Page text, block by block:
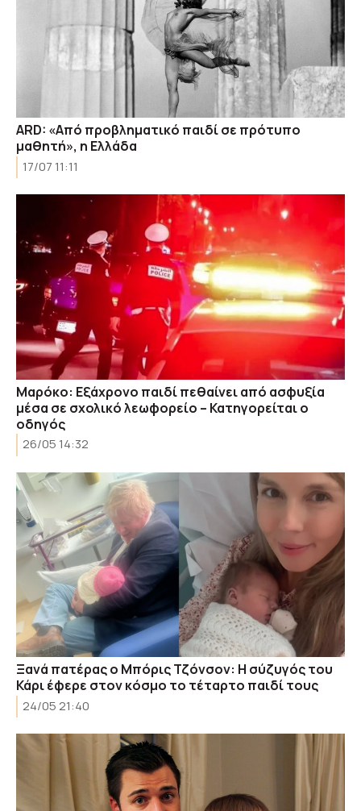
ΑRD: «Από προβληματικό παιδί σε πρότυπο
μαθητή», η Ελλάδα
17/07 11:11
Μαρόκο: Εξάχρονο παιδί πεθαίνει από ασφυξία
μέσα σε σχολικό λεωφορείο – Κατηγορείται ο
οδηγός
26/05 14:32
Ξανά πατέρας ο Μπόρις Τζόνσον: Η σύζυγός του
Κάρι έφερε στον κόσμο το τέταρτο παιδί τους
24/05 21:40